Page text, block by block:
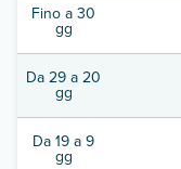
Fino a 30
gg
Da 29 a 20
gg
Da 19 a 9
gg